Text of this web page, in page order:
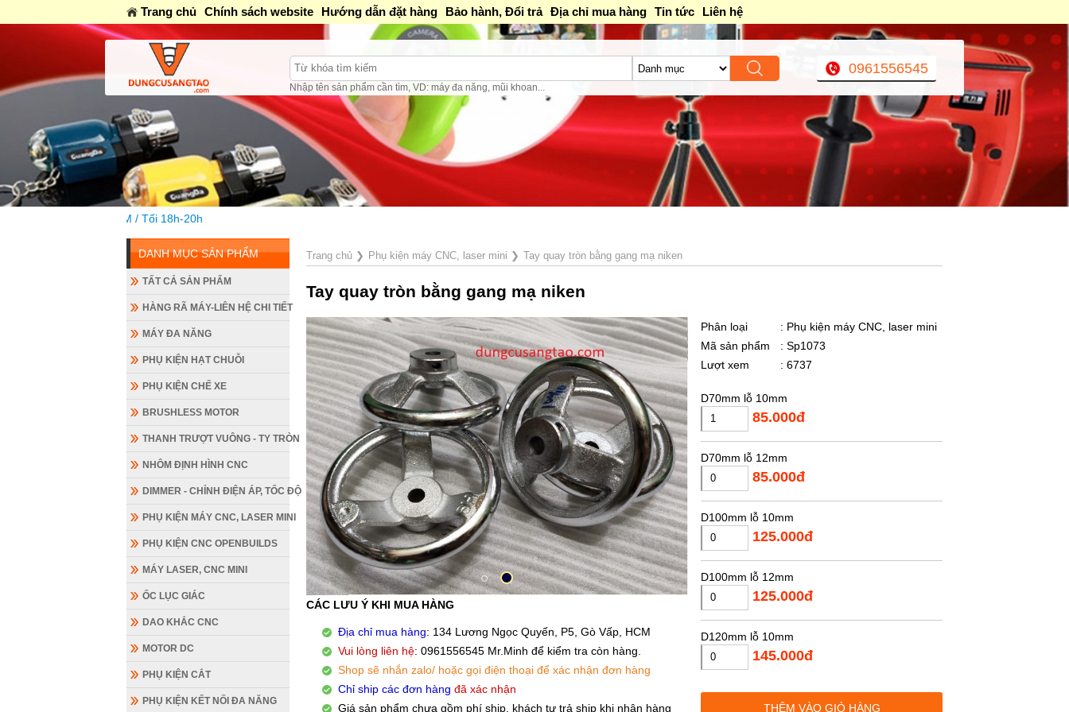
Trang chủ Chính sách website Hướng dẫn đặt hàng Bảo hành, Đổi trả Địa chỉ mua hàng Tin tức Liên hệ
Nhập tên sản phẩm cần tìm, VD: máy đa năng, mũi khoan...
0961556545
DANH MỤC SẢN PHẨM
TẤT CẢ SẢN PHẨM
HÀNG RÃ MÁY-LIÊN HỆ CHI TIẾT
MÁY ĐA NĂNG
PHỤ KIỆN HẠT CHUỖI
PHỤ KIỆN CHẾ XE
BRUSHLESS MOTOR
THANH TRƯỢT VUÔNG - TY TRÒN
NHÔM ĐỊNH HÌNH CNC
DIMMER - CHỈNH ĐIỆN ÁP, TỐC ĐỘ
PHỤ KIỆN MÁY CNC, LASER MINI
PHỤ KIỆN CNC OPENBUILDS
MÁY LASER, CNC MINI
ỐC LỤC GIÁC
DAO KHẮC CNC
MOTOR DC
PHỤ KIỆN CẮT
PHỤ KIỆN KẾT NỐI ĐA NĂNG
Trang chủ❯ Phụ kiện máy CNC, laser mini ❯ Tay quay tròn bằng gang mạ niken
Tay quay tròn bằng gang mạ niken
CÁC LƯU Ý KHI MUA HÀNG
Địa chỉ mua hàng
: 134 Lương Ngọc Quyến, P5, Gò Vấp, HCM
Phân loại
: Phụ kiện máy CNC, laser mini
Mã sản phẩm
: Sp1073
Lượt xem
: 6737
D70mm lỗ 10mm
85.000đ
D70mm lỗ 12mm
85.000đ
D100mm lỗ 10mm
125.000đ
D100mm lỗ 12mm
125.000đ
D120mm lỗ 10mm
145.000đ
D120mm lỗ 12mm
THÊM VÀO GIỎ HÀNG